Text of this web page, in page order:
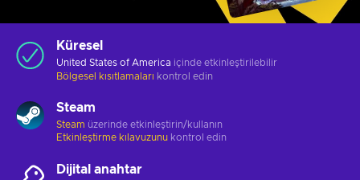
Küresel
United States of America içinde etkinleştirilebilir
Bölgesel kısıtlamaları kontrol edin
Steam
Steam üzerinde etkinleştirin/kullanın
Etkinleştirme kılavuzunu kontrol edin
Dijital anahtar